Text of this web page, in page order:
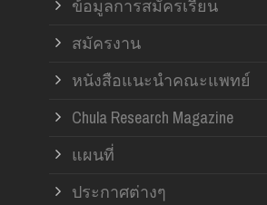
ข้อมูลการสมัครเรียน
สมัครงาน
หนังสือแนะนำคณะแพทย์
Chula Research Magazine
แผนที่
ประกาศต่างๆ